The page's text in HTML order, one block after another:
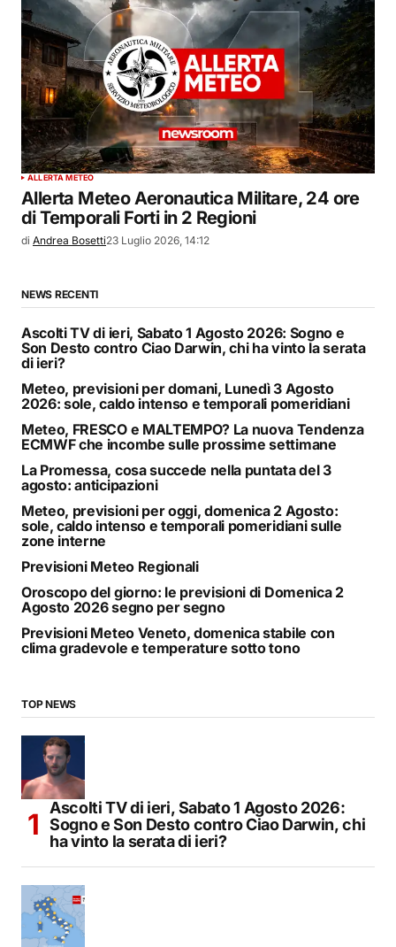
ALLERTA METEO
Allerta Meteo Aeronautica Militare, 24 ore
di Temporali Forti in 2 Regioni
di Andrea Bosetti23 Luglio 2026, 14:12
NEWS RECENTI
Ascolti TV di ieri, Sabato 1 Agosto 2026: Sogno e
Son Desto contro Ciao Darwin, chi ha vinto la serata
di ieri?
Meteo, previsioni per domani, Lunedì 3 Agosto
2026: sole, caldo intenso e temporali pomeridiani
Meteo, FRESCO e MALTEMPO? La nuova Tendenza
ECMWF che incombe sulle prossime settimane
La Promessa, cosa succede nella puntata del 3
agosto: anticipazioni
Meteo, previsioni per oggi, domenica 2 Agosto:
sole, caldo intenso e temporali pomeridiani sulle
zone interne
Previsioni Meteo Regionali
Oroscopo del giorno: le previsioni di Domenica 2
Agosto 2026 segno per segno
Previsioni Meteo Veneto, domenica stabile con
clima gradevole e temperature sotto tono
TOP NEWS
Ascolti TV di ieri, Sabato 1 Agosto 2026:
Sogno e Son Desto contro Ciao Darwin, chi
ha vinto la serata di ieri?